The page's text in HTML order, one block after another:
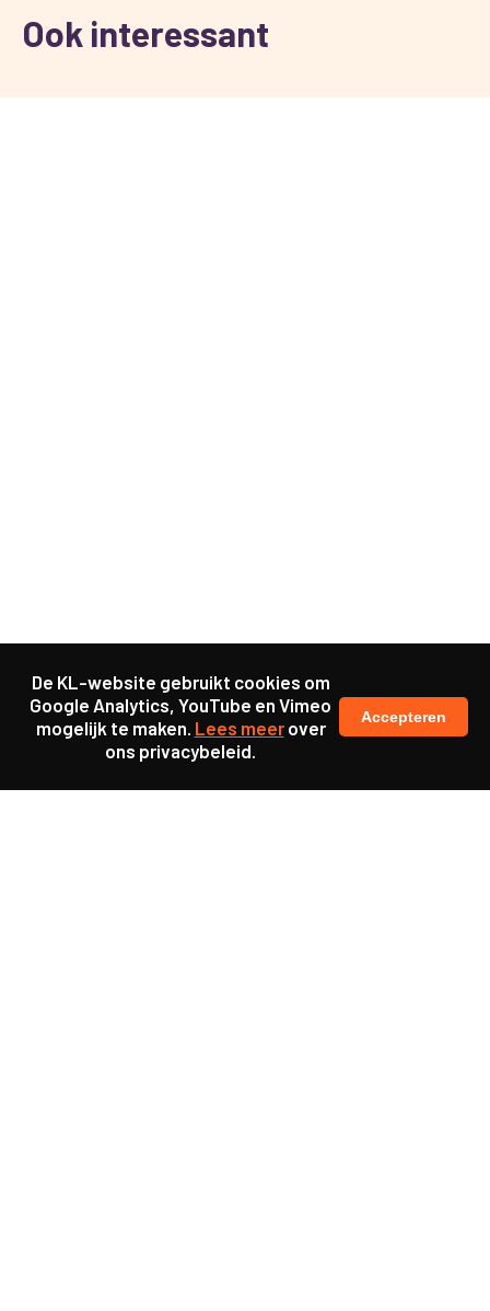
Ook interessant
De KL-website gebruikt cookies om
Google Analytics, YouTube en Vimeo
mogelijk te maken. Lees meerover
ons privacybeleid.
Accepteren